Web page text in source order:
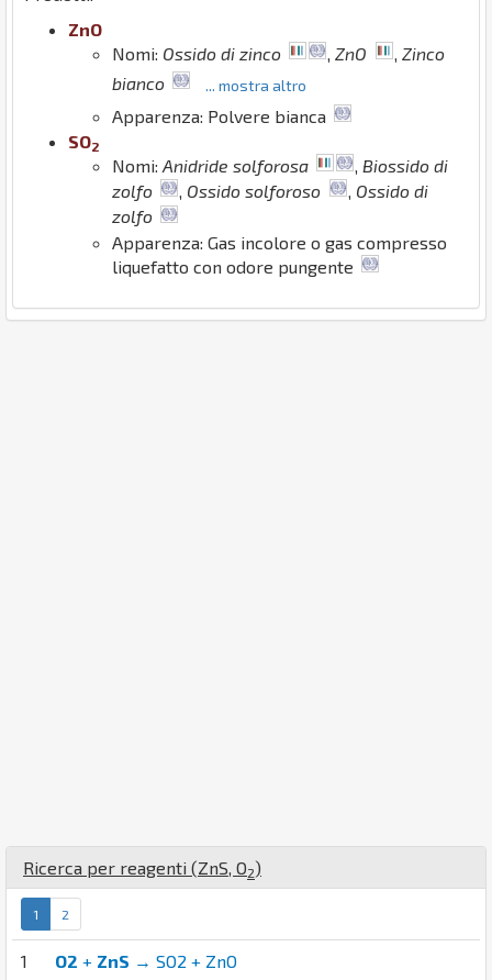
ZnO
Nomi: Ossido di zinco ,ZnO , Zinco
bianco
... mostra altro
Apparenza: Polvere bianca
SO2
Nomi: Anidride solforosa , Biossido di
zolfo
, Ossido solforoso , Ossido di
zolfo
Apparenza: Gas incolore o gas compresso
liquefatto con odore pungente
Ricerca per reagenti (ZnS O2)
1 2
1 O2 + ZnS → SO2 + ZnO